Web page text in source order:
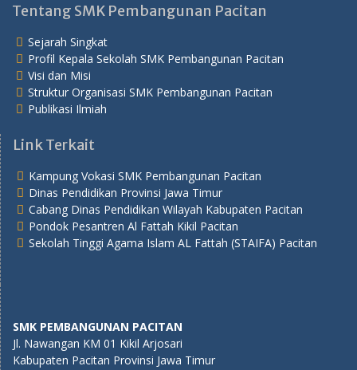
Tentang SMK Pembangunan Pacitan
Sejarah Singkat
Profil Kepala Sekolah SMK Pembangunan Pacitan
Visi dan Misi
Struktur Organisasi SMK Pembangunan Pacitan
Publikasi Ilmiah
Link Terkait
Kampung Vokasi SMK Pembangunan Pacitan
Dinas Pendidikan Provinsi Jawa Timur
Cabang Dinas Pendidikan Wilayah Kabupaten Pacitan
Pondok Pesantren Al Fattah Kikil Pacitan
Sekolah Tinggi Agama Islam AL Fattah (STAIFA) Pacitan
SMK PEMBANGUNAN PACITAN
Jl. Nawangan KM 01 Kikil Arjosari
Kabupaten Pacitan Provinsi Jawa Timur